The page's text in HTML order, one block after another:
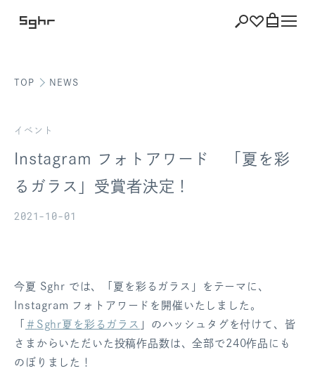
ショッピング
注文履歴
お気に入り
TOP NEWS
イベント
Instagram フォトアワード 「夏を彩
るガラス」受賞者決定！
2021-10-01
今夏 Sghr では、「夏を彩るガラス」をテーマに、
Instagram フォトアワードを開催いたしました。
＃Sghr夏を彩るガラス 」のハッシュタグを付けて、皆
さまからいただいた投稿作品数は、全部で240作品にも
のぼりました！